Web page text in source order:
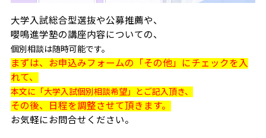
大学入試総合型選抜や公募推薦や、
嚶鳴進学塾の講座内容についての、
個別相談は随時可能です。
まずは、お申込みフォームの「その他」にチェックを入
れて、
本文に「大学入試個別相談希望」とご記入頂き、
その後、日程を調整させて頂きます。
お気軽にお問合せください。